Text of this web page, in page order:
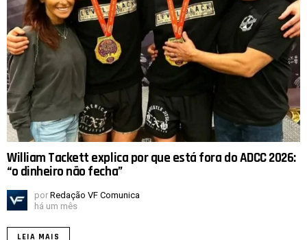
William Tackett explica por que está fora do ADCC 2026:
“o dinheiro não fecha”
por Redação VF Comunica
há um mês
LEIA MAIS